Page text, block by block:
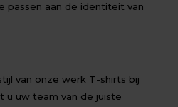
passen aan de identiteit van
van onze werk T-shirts bij
u uw team van de juiste